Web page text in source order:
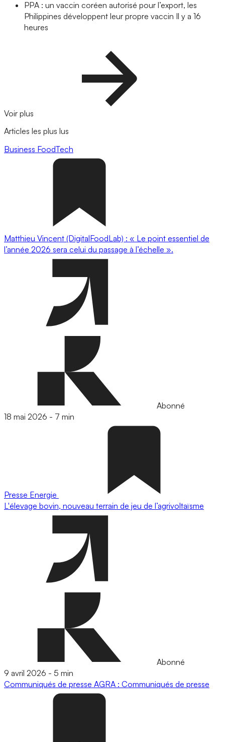
PPA : un vaccin coréen autorisé pour l’export, les
Philippines développent leur propre vaccin Il y a 16
heures
Voir plus
Articles les plus lus
Business FoodTech
Matthieu Vincent (DigitalFoodLab) : « Le point essentiel de
l’année 2026 sera celui du passage à l’échelle ».
Abonné
18 mai 2026 - 7 min
Presse Energie
L'élevage bovin, nouveau terrain de jeu de l’agrivoltaïsme
Abonné
9 avril 2026 - 5 min
Communiqués de presse AGRA : Communiqués de presse